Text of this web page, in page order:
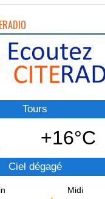
Tours
+16°C
Ciel dégagé
Midi